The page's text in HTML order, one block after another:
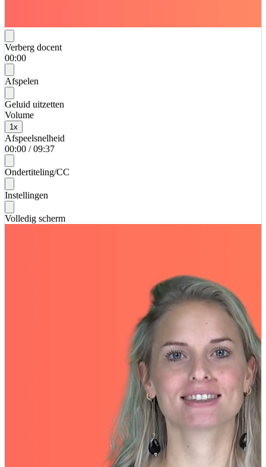
Verberg docent
00:00
Afspelen
Geluid uitzetten
Volume
1 x
Afspeelsnelheid
00:00 / 09:37
Ondertiteling/CC
Instellingen
Volledig scherm